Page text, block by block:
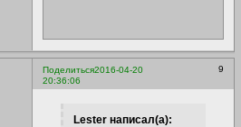
Поделиться 9
2016-04-20
20:36:06
Lester написал(а):